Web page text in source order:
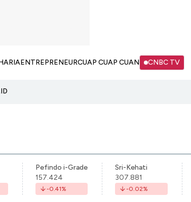
ENTREPRENEURCUAP CUAP CUAN CNBC TV
Pefindo i-Grade
157.424
-0.41%
Sri-Kehati
307.881
-0.02%